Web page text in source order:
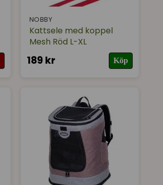
NOBBY
Kattsele med koppel
Mesh Röd L-XL
189 kr Köp